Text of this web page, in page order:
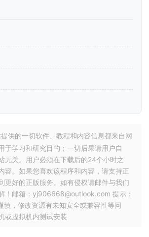
供的一切软件、教程和内容信息都来自网
于学习和研究目的；一切后果请用户自
无关。用户必须在下载后的24个小时之
容。如果您喜欢该程序和内容，请支持正
更好的正版服务。如有侵权请邮件与我们
！邮箱：yj906668@outlook.com 提示：
慎，修改资源有未知安全或兼容性等问
或虚拟机内测试安装